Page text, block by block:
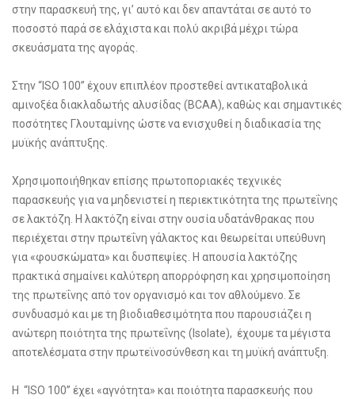
στην παρασκευή της, γι’ αυτό και δεν απαντάται σε αυτό το
ποσοστό παρά σε ελάχιστα και πολύ ακριβά μέχρι τώρα
σκευάσματα της αγοράς.
Στην “ISO 100” έχουν επιπλέον προστεθεί αντικαταβολικά
αμινοξέα διακλαδωτής αλυσίδας (BCAA), καθώς και σημαντικές
ποσότητες Γλουταμίνης ώστε να ενισχυθεί η διαδικασία της
μυϊκής ανάπτυξης.
Χρησιμοποιήθηκαν επίσης πρωτοποριακές τεχνικές
παρασκευής για να μηδενιστεί η περιεκτικότητα της πρωτεΐνης
σε λακτόζη. Η λακτόζη είναι στην ουσία υδατάνθρακας που
περιέχεται στην πρωτεΐνη γάλακτος και θεωρείται υπεύθυνη
για «φουσκώματα» και δυσπεψίες. Η απουσία λακτόζης
πρακτικά σημαίνει καλύτερη απορρόφηση και χρησιμοποίηση
της πρωτεΐνης από τον οργανισμό και τον αθλούμενο. Σε
συνδυασμό και με τη βιοδιαθεσιμότητα που παρουσιάζει η
ανώτερη ποιότητα της πρωτεΐνης (Isolate), έχουμε τα μέγιστα
αποτελέσματα στην πρωτεϊνοσύνθεση και τη μυϊκή ανάπτυξη.
H “ISO 100” έχει «αγνότητα» και ποιότητα παρασκευής που